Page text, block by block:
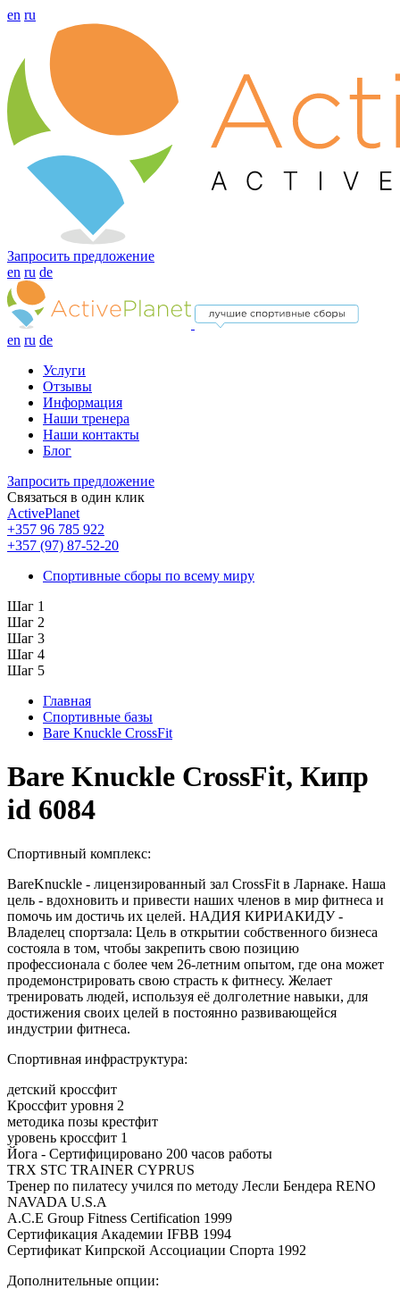
en ru
Запросить предложение
en ru de
en ru de
Услуги
Отзывы
Информация
Наши тренера
Наши контакты
Блог
Запросить предложение
Связаться в один клик
ActivePlanet
+357 96 785 922
+357 (97) 87-52-20
Спортивные сборы по всему миру
Шаг 1
Шаг 2
Шаг 3
Шаг 4
Шаг 5
Главная
Спортивные базы
Bare Knuckle CrossFit
Bare Knuckle CrossFit, Кипр
id 6084
Спортивный комплекс:
BareKnuckle - лицензированный зал CrossFit в Ларнаке. Наша
цель - вдохновить и привести наших членов в мир фитнеса и
помочь им достичь их целей. НАДИЯ КИРИАКИДУ -
Владелец спортзала: Цель в открытии собственного бизнеса
состояла в том, чтобы закрепить свою позицию
профессионала с более чем 26-летним опытом, где она может
продемонстрировать свою страсть к фитнесу. Желает
тренировать людей, используя её долголетние навыки, для
достижения своих целей в постоянно развивающейся
индустрии фитнеса.
Спортивная инфраструктура:
детский кроссфит
Кроссфит уровня 2
методика позы крестфит
уровень кроссфит 1
Йога - Сертифицировано 200 часов работы
TRX STC TRAINER CYPRUS
Тренер по пилатесу учился по методу Лесли Бендера RENO
NAVADA U.S.A
A.C.E Group Fitness Certification 1999
Сертификация Академии IFBB 1994
Сертификат Кипрской Ассоциации Спорта 1992
Дополнительные опции: